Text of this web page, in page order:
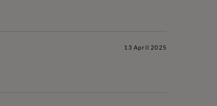
13 April 2025